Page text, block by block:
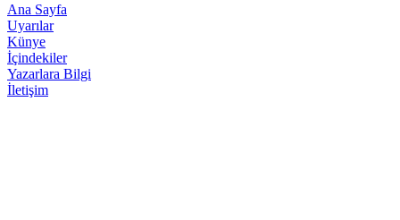
Ana Sayfa
Uyarılar
Künye
İçindekiler
Yazarlara Bilgi
İletişim